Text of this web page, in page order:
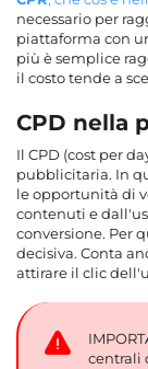
necessario per
piattaforma con
più è semplice
il costo tende a
CPD nella
Il CPD (cost per
pubblicitaria. In
le opportunità di
contenuti e
conversione. Per
decisiva. Conta
attirare il clic
centrali